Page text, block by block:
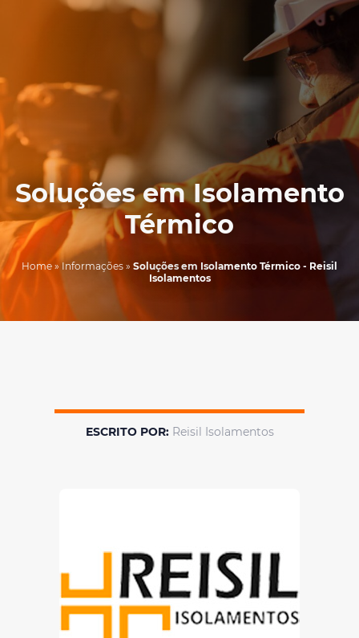
Soluções em Isolamento
Térmico
Home » Informações » Soluções em Isolamento Térmico - Reisil
Isolamentos
ESCRITO POR: Reisil Isolamentos